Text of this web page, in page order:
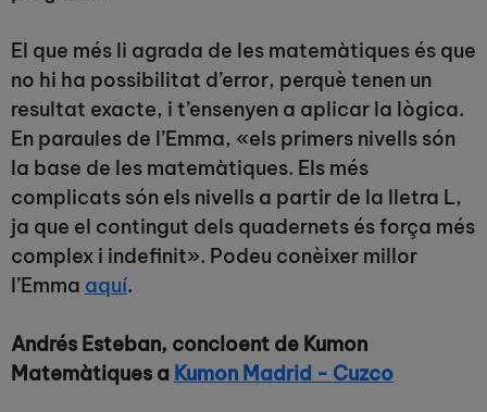
El que més li agrada de les matemàtiques és que
no hi ha possibilitat d’error, perquè tenen un
resultat exacte, i t’ensenyen a aplicar la lògica.
En paraules de l’Emma, «els primers nivells són
la base de les matemàtiques. Els més
complicats són els nivells a partir de la lletra L,
ja que el contingut dels quadernets és força més
complex i indefinit». Podeu conèixer millor
l’Emma aquí.
Andrés Esteban, concloent de Kumon
Matemàtiques a Kumon Madrid - Cuzco